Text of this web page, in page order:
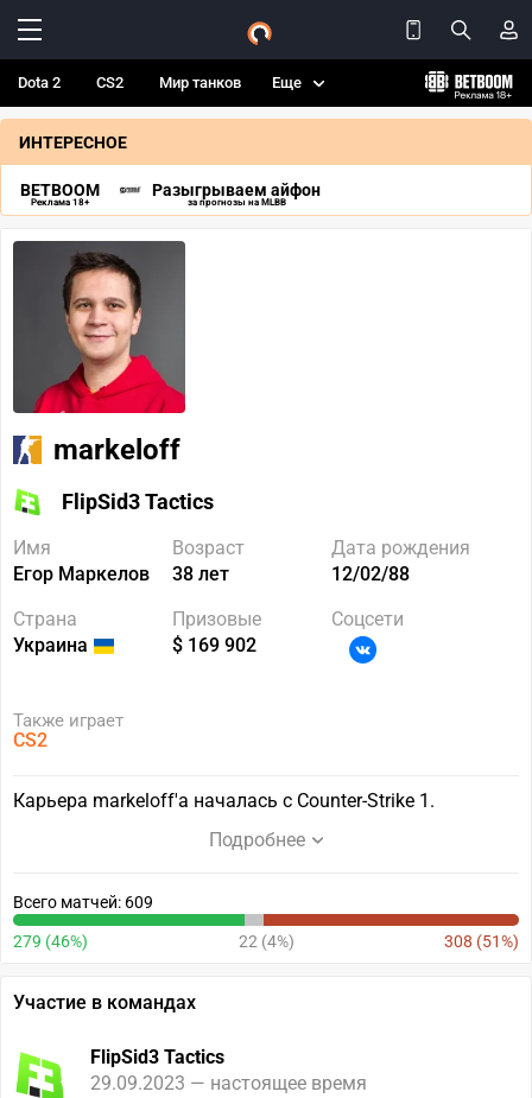
Dota 2 CS2 Мир танков Еще
ИНТЕРЕСНОЕ
BETBOOM
Реклама 18+
Разыгрываем айфон
за прогнозы на MLBB
markeloff
FlipSid3 Tactics
Имя
Егор Маркелов
Возраст
38 лет
Дата рождения
12/02/88
Страна
Украина
Призовые
$ 169 902
Соцсети
Также играет
CS2
Карьера markeloff'a началась с Counter-Strike 1.
Подробнее
Всего матчей: 609
279 (46%) 22 (4%) 308 (51%)
Участие в командах
FlipSid3 Tactics
29.09.2023 — настоящее время